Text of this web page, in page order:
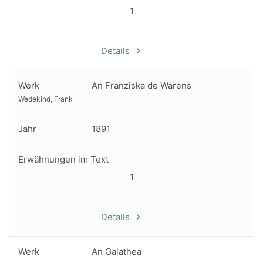
1
Details
Werk An Franziska de Warens
Wedekind, Frank
Jahr 1891
Erwähnungen im Text
1
Details
Werk An Galathea